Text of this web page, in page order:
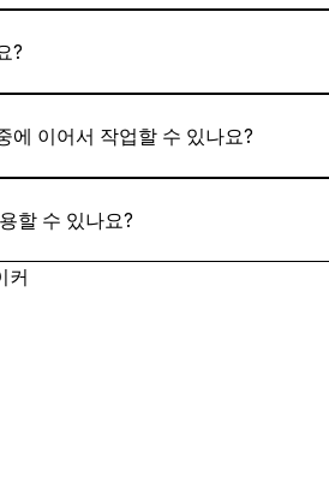
정하려면 인터페이스 상단의 템포
?
트를 고품질 WAV 파일로 다운로드
에 이어서 작업할 수 있나요?
가 컬렉션에 저장됩니다.
할 수 있나요?
재즈, 드릴, 펑크, 테크노, 트랩, 하
커